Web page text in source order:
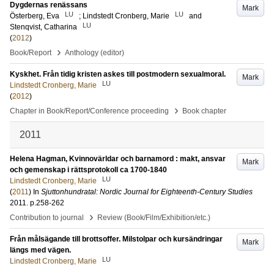
Mark
Dygdernas renässans
Österberg, Eva
LU ; Lindstedt Cronberg, Marie LU
and
Stenqvist, Catharina
LU
(2012)
Book/Report
› Anthology (editor)
Mark
Kyskhet. Från tidig kristen askes till postmodern sexualmoral.
Lindstedt Cronberg, Marie
LU
(2012)
Chapter in Book/Report/Conference proceeding
› Book chapter
2011
Mark
Helena Hagman, Kvinnovärldar och barnamord : makt, ansvar
och gemenskap i rättsprotokoll ca 1700-1840
Lindstedt Cronberg, Marie
LU
(2011) In Sjuttonhundratal: Nordic Journal for Eighteenth-Century Studies
2011. p.258-262
Contribution to journal
› Review (Book/Film/Exhibition/etc.)
Mark
Från målsägande till brottsoffer. Milstolpar och kursändringar
längs med vägen.
Lindstedt Cronberg, Marie
LU